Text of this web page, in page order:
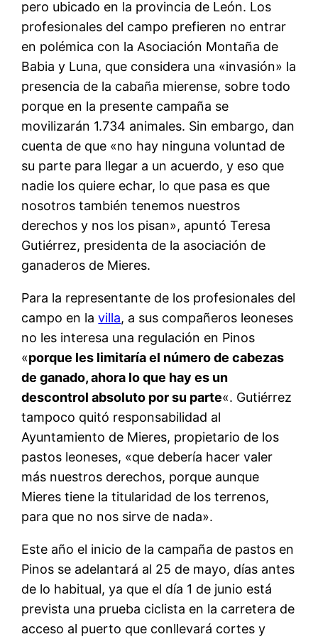
pero ubicado en la provincia de León. Los
profesionales del campo prefieren no entrar
en polémica con la Asociación Montaña de
Babia y Luna, que considera una «invasión» la
presencia de la cabaña mierense, sobre todo
porque en la presente campaña se
movilizarán 1.734 animales. Sin embargo, dan
cuenta de que «no hay ninguna voluntad de
su parte para llegar a un acuerdo, y eso que
nadie los quiere echar, lo que pasa es que
nosotros también tenemos nuestros
derechos y nos los pisan», apuntó Teresa
Gutiérrez, presidenta de la asociación de
ganaderos de Mieres.
Para la representante de los profesionales del
campo en lavilla, a sus compañeros leoneses
no les interesa una regulación en Pinos
«porque les limitaría el número de cabezas
de ganado, ahora lo que hay es un
descontrol absoluto por su parte«. Gutiérrez
tampoco quitó responsabilidad al
Ayuntamiento de Mieres, propietario de los
pastos leoneses, «que debería hacer valer
más nuestros derechos, porque aunque
Mieres tiene la titularidad de los terrenos,
para que no nos sirve de nada».
Este año el inicio de la campaña de pastos en
Pinos se adelantará al 25 de mayo, días antes
de lo habitual, ya que el día 1 de junio está
prevista una prueba ciclista en la carretera de
acceso al puerto que conllevará cortes y